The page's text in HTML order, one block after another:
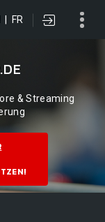
FR
& Streaming